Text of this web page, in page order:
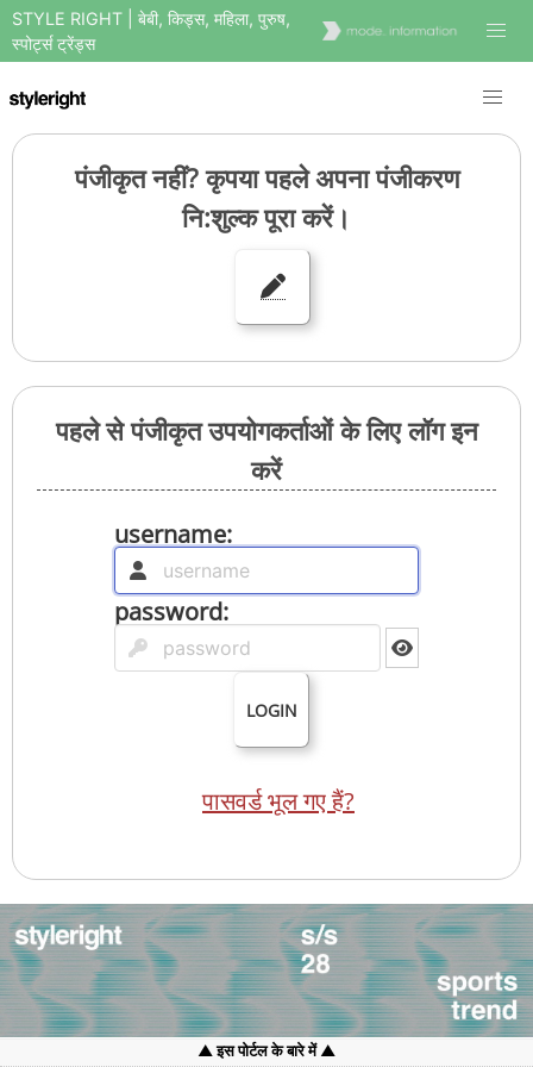
STYLE RIGHT | बेबी, किड्स, महिला, पुरुष,
स्पोर्ट्स ट्रेंड्स
पंजीकृत नहीं? कृपया पहले अपना पंजीकरण
नि:शुल्क पूरा करें।
पहले से पंजीकृत उपयोगकर्ताओं के लिए लॉग इन
करें
username:
password:
LOGIN
पासवर्ड भूल गए हैं?
इस पोर्टल के बारे में